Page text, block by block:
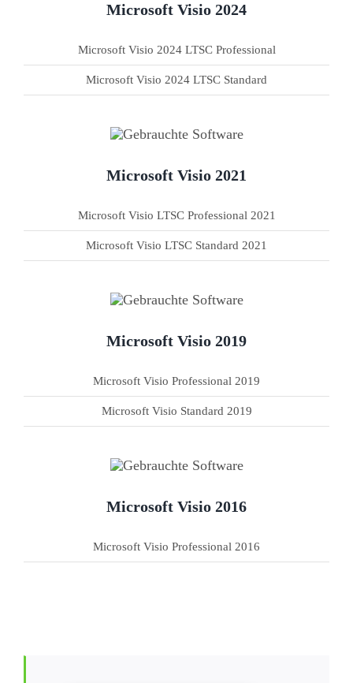
Microsoft Visio 2024
Microsoft Visio 2024 LTSC Professional
Microsoft Visio 2024 LTSC Standard
Microsoft Visio 2021
Microsoft Visio LTSC Professional 2021
Microsoft Visio LTSC Standard 2021
Microsoft Visio 2019
Microsoft Visio Professional 2019
Microsoft Visio Standard 2019
Microsoft Visio 2016
Microsoft Visio Professional 2016